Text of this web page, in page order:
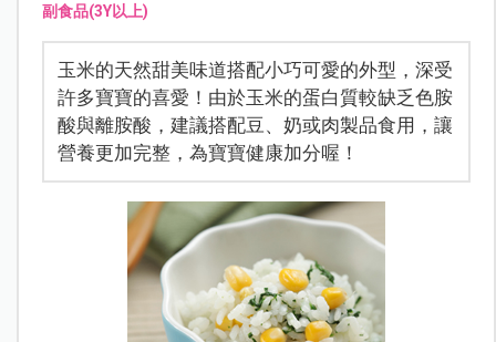
副食品(3Y以上)
玉米的天然甜美味道搭配小巧可愛的外型，深受
許多寶寶的喜愛！由於玉米的蛋白質較缺乏色胺
酸與離胺酸，建議搭配豆、奶或肉製品食用，讓
營養更加完整，為寶寶健康加分喔！